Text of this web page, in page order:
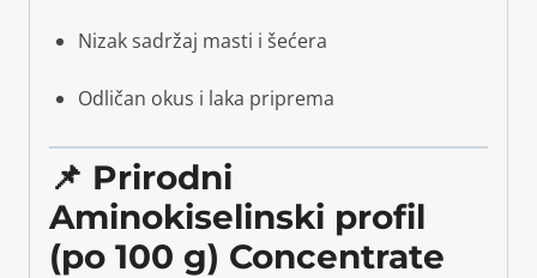
Nizak sadržaj masti i šećera
Odličan okus i laka priprema
📌 Prirodni
Aminokiselinski profil
(po 100 g) Concentrate